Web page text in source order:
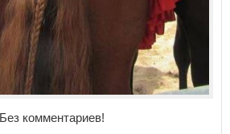
Без комментариев!